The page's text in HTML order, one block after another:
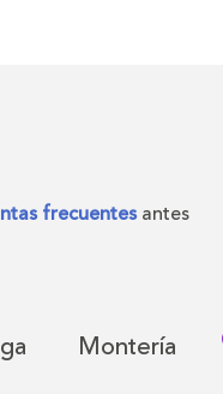
frecuentes antes
Montería